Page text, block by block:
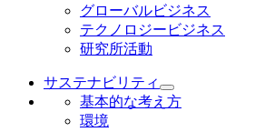
グローバルビジネス
テクノロジービジネス
研究所活動
サステナビリティ
基本的な考え方
環境